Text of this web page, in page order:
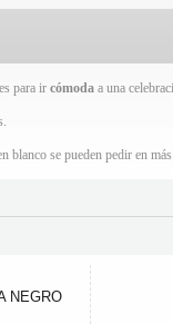
para ir cómoda a una
blanco se pueden pedir en
NEGRO